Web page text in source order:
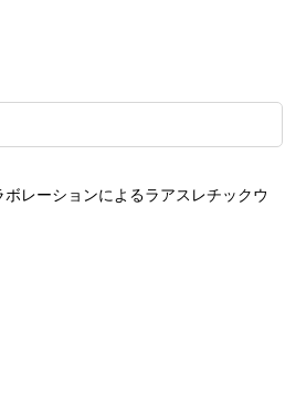
レーションによるラアスレチックウ